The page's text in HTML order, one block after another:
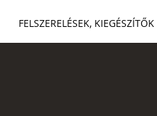
FELSZERELÉSEK, KIEGÉSZÍTŐK